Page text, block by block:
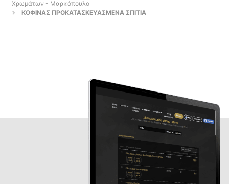
Χρωμάτων - Μαρκόπουλο
ΚΟΦΙΝΑΣ ΠΡΟΚΑΤΑΣΚΕΥΑΣΜΕΝΑ ΣΠΙΤΙΑ